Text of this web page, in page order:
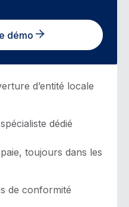
démo
d’entité locale
dédié
toujours dans les
de conformité